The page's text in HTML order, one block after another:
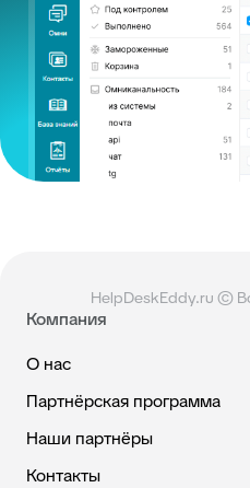
HelpDeskEddy.ru ©
Компания
О нас
Партнёрская программа
Наши партнёры
Контакты